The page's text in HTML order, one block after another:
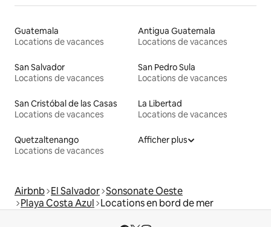
Guatemala
Locations de vacances
Antigua Guatemala
Locations de vacances
San Salvador
Locations de vacances
San Pedro Sula
Locations de vacances
San Cristóbal de las Casas
Locations de vacances
La Libertad
Locations de vacances
Quetzaltenango
Locations de vacances
Afficher plus
Airbnb El Salvador Sonsonate Oeste
Playa Costa Azul Locations en bord de mer